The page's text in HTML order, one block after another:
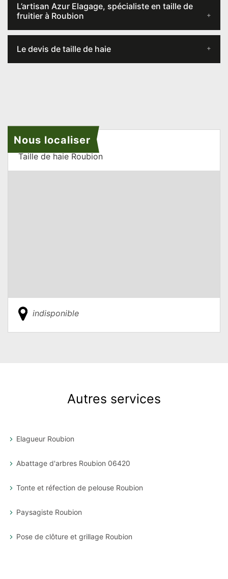
L’artisan Azur Elagage, spécialiste en taille de
fruitier à Roubion
Le devis de taille de haie
Nous localiser
Taille de haie Roubion
indisponible
Autres services
Elagueur Roubion
Abattage d'arbres Roubion 06420
Tonte et réfection de pelouse Roubion
Paysagiste Roubion
Pose de clôture et grillage Roubion